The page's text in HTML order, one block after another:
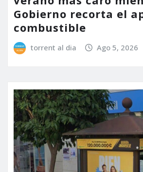
Gobierno recorta el
combustible
torrent al dia Ago 5, 2026